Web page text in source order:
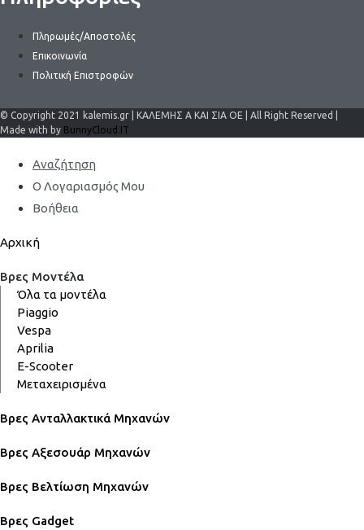
Πληρωμές/Αποστολές
Επικοινωνία
Πολιτική Επιστροφών
© Copyright 2021 kalemis.gr | ΚΑΛΕΜΗΣ Α ΚΑΙ ΣΙΑ ΟΕ | All Right Reserved |
Made with by BunnyCloud.IT
Αναζήτηση
Ο Λογαριασμός Μου
Βοήθεια
Αρχική
Βρες Μοντέλα
Όλα τα μοντέλα
Piaggio
Vespa
Aprilia
E-Scooter
Μεταχειρισμένα
Βρες Ανταλλακτικά Μηχανών
Βρες Αξεσουάρ Μηχανών
Βρες Βελτίωση Μηχανών
Βρες Gadget